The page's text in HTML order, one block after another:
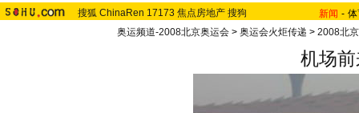
搜狐 ChinaRen 17173 焦点房地产 搜狗 新闻 -
奥运频道-2008北京奥运会 > 奥运会火炬传递 > 2008北
机场